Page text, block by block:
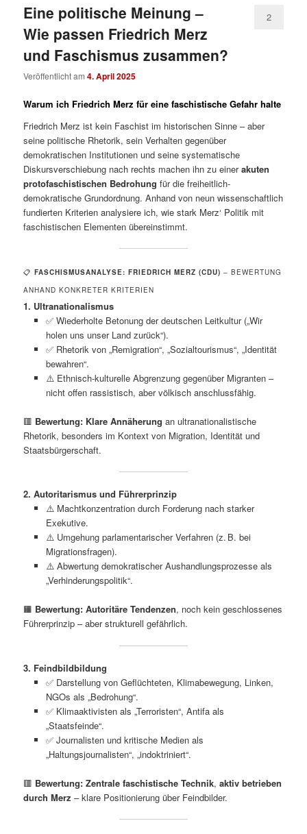
Eine politische Meinung –
Wie passen Friedrich Merz
und Faschismus zusammen?
Veröffentlicht am4. April 2025
2
Warum ich Friedrich Merz für eine faschistische Gefahr halte
Friedrich Merz ist kein Faschist im historischen Sinne – aber
seine politische Rhetorik, sein Verhalten gegenüber
demokratischen Institutionen und seine systematische
Diskursverschiebung nach rechts machen ihn zu einerakuten
protofaschistischen Bedrohung für die freiheitlich-
demokratische Grundordnung. Anhand von neun wissenschaftlich
fundierten Kriterien analysiere ich, wie stark Merz‘ Politik mit
faschistischen Elementen übereinstimmt.
📋FASCHISMUSANALYSE: FRIEDRICH MERZ (CDU) – BEWERTUNG
ANHAND KONKRETER KRITERIEN
1. Ultranationalismus
✅ Wiederholte Betonung der deutschen Leitkultur („Wir
holen uns unser Land zurück“).
✅ Rhetorik von „Remigration“, „Sozialtourismus“, „Identität
bewahren“.
⚠️ Ethnisch-kulturelle Abgrenzung gegenüber Migranten –
nicht offen rassistisch, aber völkisch anschlussfähig.
🟥 Bewertung: Klare Annäherung an ultranationalistische
Rhetorik, besonders im Kontext von Migration, Identität und
Staatsbürgerschaft.
2. Autoritarismus und Führerprinzip
⚠️ Machtkonzentration durch Forderung nach starker
Exekutive.
⚠️ Umgehung parlamentarischer Verfahren (z. B. bei
Migrationsfragen).
⚠️ Abwertung demokratischer Aushandlungsprozesse als
„Verhinderungspolitik“.
🟧 Bewertung: Autoritäre Tendenzen, noch kein geschlossenes
Führerprinzip – aber strukturell gefährlich.
3. Feindbildbildung
✅ Darstellung von Geflüchteten, Klimabewegung, Linken,
NGOs als „Bedrohung“.
✅ Klimaaktivisten als „Terroristen“, Antifa als
„Staatsfeinde“.
✅ Journalisten und kritische Medien als
„Haltungsjournalisten“, „indoktriniert“.
🟥 Bewertung: Zentrale faschistische Technik,aktiv betrieben
durch Merz – klare Positionierung über Feindbilder.